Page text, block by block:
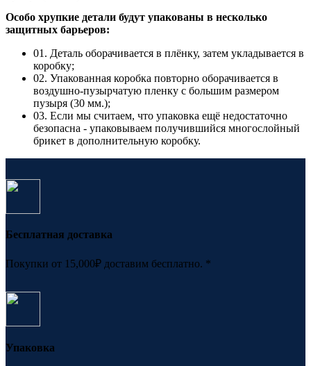
Особо хрупкие детали будут упакованы в несколько
защитных барьеров:
01. Деталь оборачивается в плёнку, затем укладывается в
коробку;
02. Упакованная коробка повторно оборачивается в
воздушно-пузырчатую пленку с большим размером
пузыря (30 мм.);
03. Если мы считаем, что упаковка ещё недостаточно
безопасна - упаковываем получившийся многослойный
брикет в дополнительную коробку.
Бесплатная доставка
Покупки от 15,000₽ доставим бесплатно. *
Упаковка